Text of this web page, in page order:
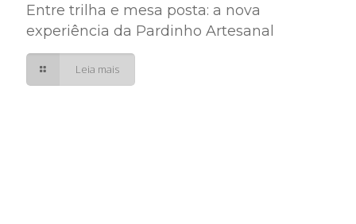
Entre trilha e mesa posta: a nova
experiência da Pardinho Artesanal
Leia mais